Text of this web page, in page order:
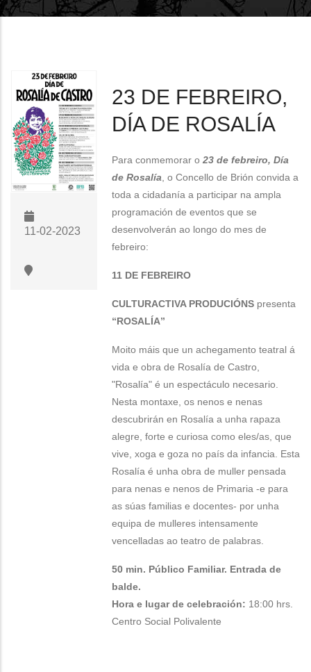
11-02-2023
23 DE FEBREIRO,
DÍA DE ROSALÍA
Para conmemorar o23 de febreiro, Día
de Rosalía , o Concello de Brión convida a
toda a cidadanía a participar na ampla
programación de eventos que se
desenvolverán ao longo do mes de
febreiro:
11 DE FEBREIRO
CULTURACTIVA PRODUCIÓNS presenta
“ROSALÍA”
Moito máis que un achegamento teatral á
vida e obra de Rosalía de Castro,
"Rosalía" é un espectáculo necesario.
Nesta montaxe, os nenos e nenas
descubrirán en Rosalía a unha rapaza
alegre, forte e curiosa como eles/as, que
vive, xoga e goza no país da infancia. Esta
Rosalía é unha obra de muller pensada
para nenas e nenos de Primaria -e para
as súas familias e docentes- por unha
equipa de mulleres intensamente
vencelladas ao teatro de palabras.
50 min. Público Familiar. Entrada de
balde.
Hora e lugar de celebración: 18:00 hrs.
Centro Social Polivalente